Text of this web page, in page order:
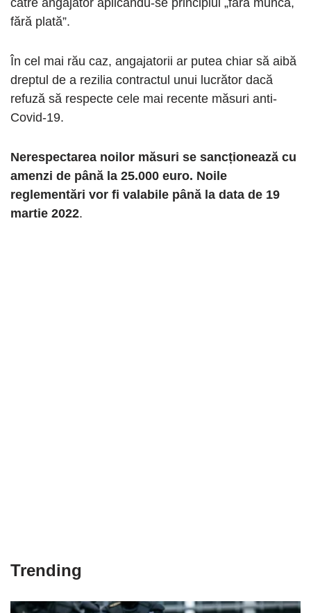
către angajator aplicându-se principiul „fără muncă,
fără plată”.
În cel mai rău caz, angajatorii ar putea chiar să aibă
dreptul de a rezilia contractul unui lucrător dacă
refuză să respecte cele mai recente măsuri anti-
Covid-19.
Nerespectarea noilor măsuri se sancționează cu
amenzi de până la 25.000 euro. Noile
reglementări vor fi valabile până la data de 19
martie 2022.
Trending